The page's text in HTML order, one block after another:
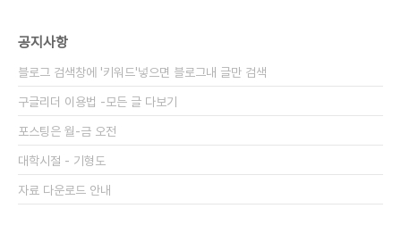
공지사항
블로그 검색창에 '키워드'넣으면 블로그내 글만 검색
구글리더 이용법 -모든 글 다보기
포스팅은 월-금 오전
대학시절 - 기형도
자료 다운로드 안내